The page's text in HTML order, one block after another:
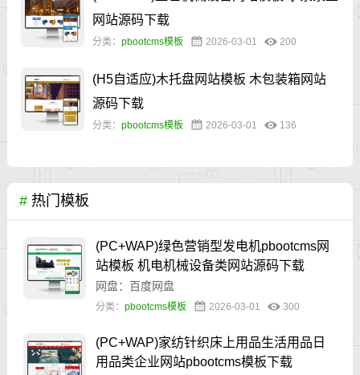
网站源码下载
分类：pbootcms模板 2026-03-01 200
(H5自适应)木托盘网站模板 木包装箱网站
源码下载
分类：pbootcms模板 2026-03-01 136
# 热门模板
(PC+WAP)绿色营销型发电机pbootcms网
站模板 机电机械设备类网站源码下载
网盘：百度网盘
分类： pbootcms模板 2026-03-01 300
(PC+WAP)家纺针织床上用品生活用品日
用品类企业网站pbootcms模板下载